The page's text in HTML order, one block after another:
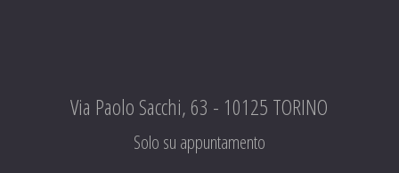
Via Paolo Sacchi, 63 - 10125 TORINO
Solo su appuntamento